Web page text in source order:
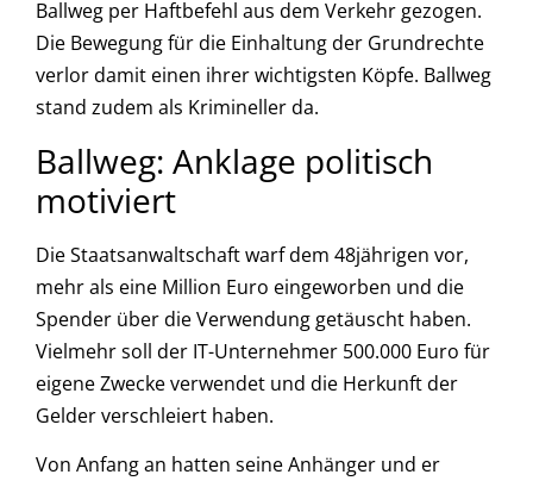
Ballweg per Haftbefehl aus dem Verkehr gezogen.
Die Bewegung für die Einhaltung der Grundrechte
verlor damit einen ihrer wichtigsten Köpfe. Ballweg
stand zudem als Krimineller da.
Ballweg: Anklage politisch
motiviert
Die Staatsanwaltschaft warf dem 48jährigen vor,
mehr als eine Million Euro eingeworben und die
Spender über die Verwendung getäuscht haben.
Vielmehr soll der IT-Unternehmer 500.000 Euro für
eigene Zwecke verwendet und die Herkunft der
Gelder verschleiert haben.
Von Anfang an hatten seine Anhänger und er